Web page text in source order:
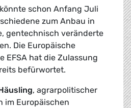
schon Anfang Juli
zum Anbau in
gentechnisch veränderte
Die Europäische
EFSA hat die Zulassung
befürwortet.
, agrarpolitischer
im Europäischen